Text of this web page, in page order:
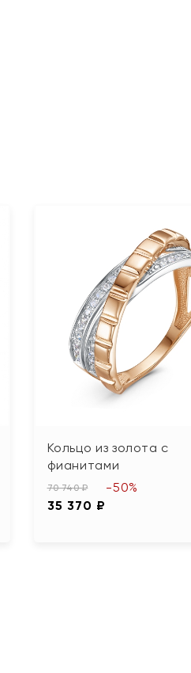
Кольцо из золота с
фианитами
70 740 ₽
35 370 ₽
-50%